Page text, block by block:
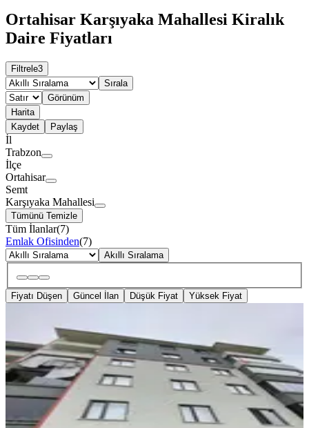
Ortahisar Karşıyaka Mahallesi Kiralık
Daire Fiyatları
Filtrele3
Sırala
Görünüm
Harita
Kaydet
Paylaş
İl
Trabzon
İlçe
Ortahisar
Semt
Karşıyaka Mahallesi
Tümünü Temizle
Tüm İlanlar(7)
Emlak Ofisinden(7)
Akıllı Sıralama
Fiyatı Düşen Güncel İlan Düşük Fiyat Yüksek Fiyat
5.kat 3+1 126m2 Sıfır Kiralık D.
Ortahisar, Karşıyaka Mahallesi
3+1·126 m² 5. Kat·24.07.2026
28.000 ₺